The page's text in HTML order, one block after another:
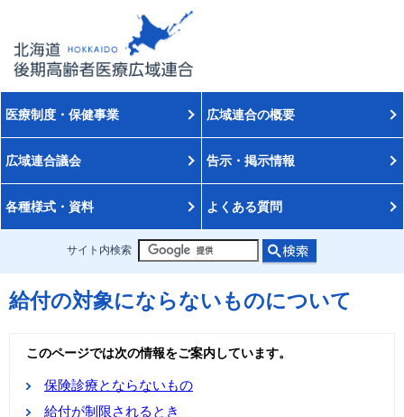
医療制度・保健事業 広域連合の概要
広域連合議会 告示・掲示情報
各種様式・資料 よくある質問
サイト内検索
給付の対象にならないものについて
このページでは次の情報をご案内しています。
保険診療とならないもの
給付が制限されるとき